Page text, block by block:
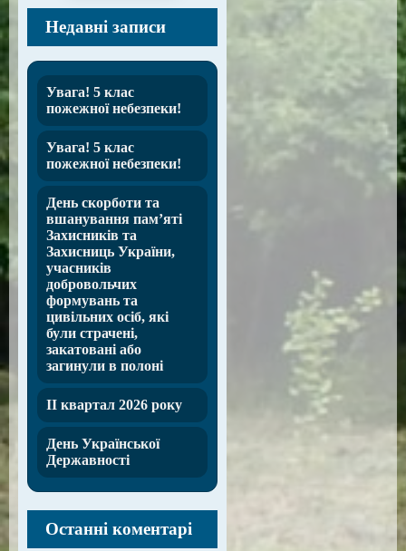
Недавні записи
Увага! 5 клас
пожежної небезпеки!
Увага! 5 клас
пожежної небезпеки!
День скорботи та
вшанування пам’яті
Захисників та
Захисниць України,
учасників
добровольчих
формувань та
цивільних осіб, які
були страчені,
закатовані або
загинули в полоні
ІІ квартал 2026 року
День Української
Державності
Останні коментарі